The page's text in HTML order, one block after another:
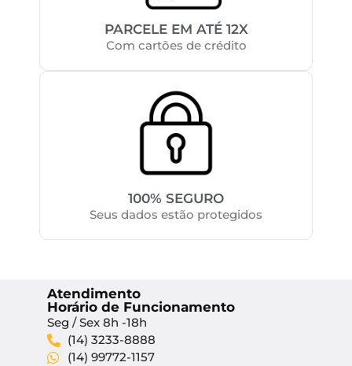
PARCELE EM ATÉ 12X
Com cartões de crédito
100% SEGURO
Seus dados estão protegidos
Atendimento
Horário de Funcionamento
Seg / Sex 8h -18h
(14) 3233-8888
(14) 99772-1157